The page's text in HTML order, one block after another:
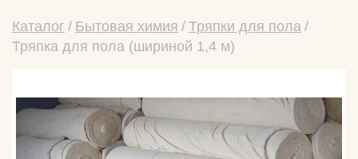
Каталог Бытовая химия
Тряпки для пола
Тряпка для пола (шириной 1,4 м)